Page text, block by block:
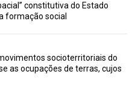
constitutiva do Estado
formação social
socioterritoriais do
as ocupações de terras, cujos